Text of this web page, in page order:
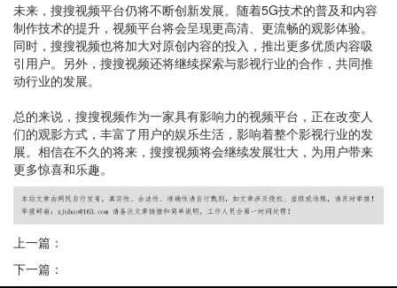
未来，搜搜视频平台仍将不断创新发展。随着5G技术的普及和内容
制作技术的提升，视频平台将会呈现更高清、更流畅的观影体验。
同时，搜搜视频也将加大对原创内容的投入，推出更多优质内容吸
引用户。另外，搜搜视频还将继续探索与影视行业的合作，共同推
动行业的发展。
总的来说，搜搜视频作为一家具有影响力的视频平台，正在改变人
们的观影方式，丰富了用户的娱乐生活，影响着整个影视行业的发
展。相信在不久的将来，搜搜视频将会继续发展壮大，为用户带来
更多惊喜和乐趣。
上一篇：
下一篇：